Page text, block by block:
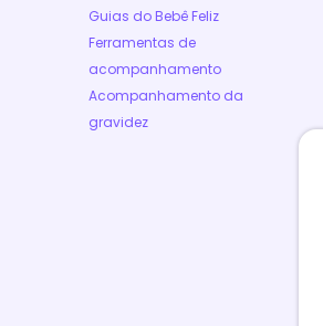
Guias do Bebê Feliz
Ferramentas de
acompanhamento
Acompanhamento da
gravidez